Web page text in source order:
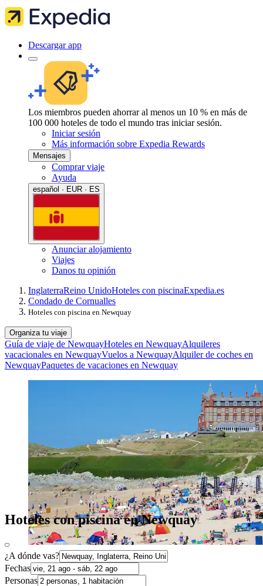
Descargar app
Los miembros pueden ahorrar al menos un 10 % en más de
100 000 hoteles de todo el mundo tras iniciar sesión.
Iniciar sesión
Más información sobre Expedia Rewards
Mensajes
Comprar viaje
Ayuda
español · EUR · ES
Anunciar alojamiento
Viajes
Danos tu opinión
InglaterraReino UnidoHoteles con piscinaExpedia.es
Condado de Cornualles
Hoteles con piscina en Newquay
Organiza tu viaje
Guía de viaje de NewquayHoteles en NewquayAlquileres
vacacionales en NewquayVuelos a NewquayAlquiler de coches en
NewquayPaquetes de vacaciones en Newquay
Hoteles con piscina en Newquay
¿A dónde vas?
Fechas
Personas